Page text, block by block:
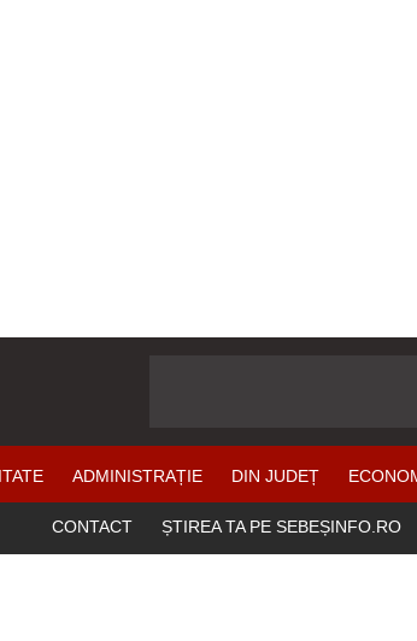
ADMINISTRAȚIE DIN JUDEȚ
CONTACT ȘTIREA TA PE SEBEȘINFO.RO